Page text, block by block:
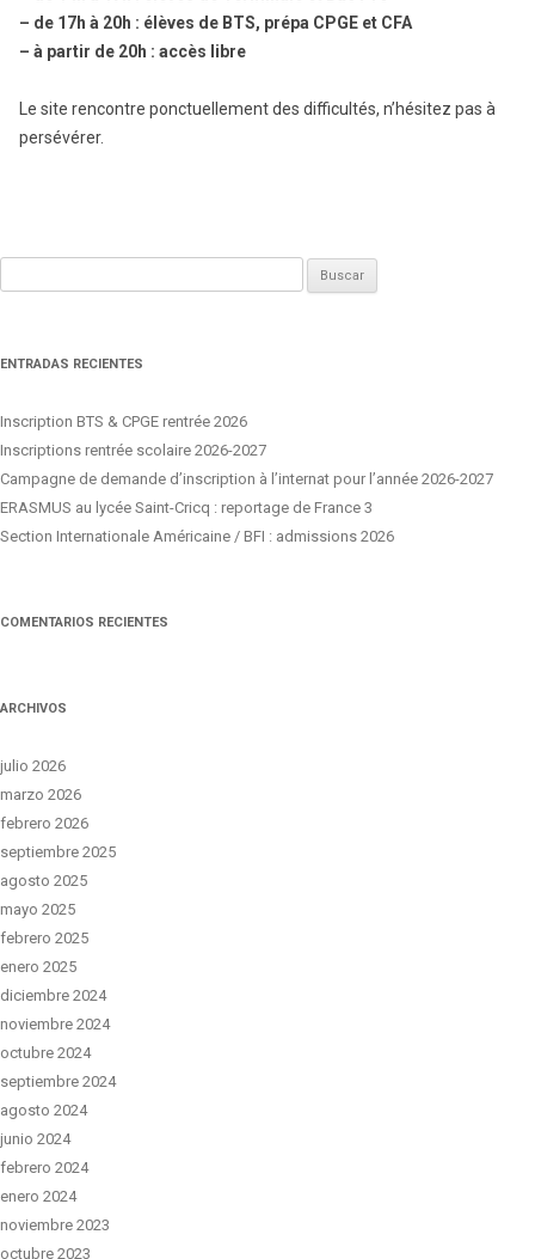
– de 17h à 20h : élèves de BTS, prépa CPGE et CFA
– à partir de 20h : accès libre
Le site rencontre ponctuellement des difficultés, n’hésitez pas à
persévérer.
ENTRADAS RECIENTES
Inscription BTS & CPGE rentrée 2026
Inscriptions rentrée scolaire 2026-2027
Campagne de demande d’inscription à l’internat pour l’année 2026-2027
ERASMUS au lycée Saint-Cricq : reportage de France 3
Section Internationale Américaine / BFI : admissions 2026
COMENTARIOS RECIENTES
ARCHIVOS
julio 2026
marzo 2026
febrero 2026
septiembre 2025
agosto 2025
mayo 2025
febrero 2025
enero 2025
diciembre 2024
noviembre 2024
octubre 2024
septiembre 2024
agosto 2024
junio 2024
febrero 2024
enero 2024
noviembre 2023
octubre 2023